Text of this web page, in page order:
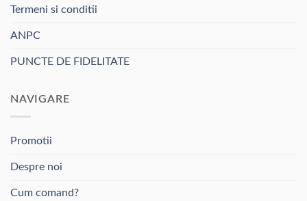
Termeni si conditii
ANPC
PUNCTE DE FIDELITATE
NAVIGARE
Promotii
Despre noi
Cum comand?